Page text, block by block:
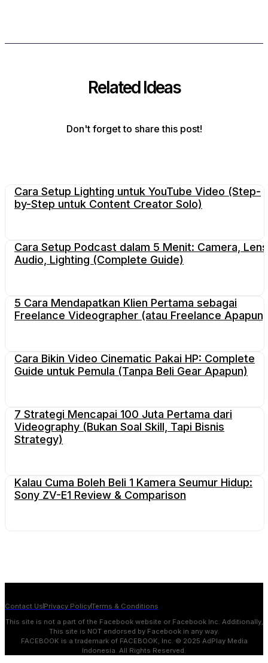
Related Ideas
Don't forget to share this post!
Cara Setup Lighting untuk YouTube Video (Step-
by-Step untuk Content Creator Solo)
Cara Setup Podcast dalam 5 Menit: Camera,
Audio, Lighting (Complete Guide)
5 Cara Mendapatkan Klien Pertama sebagai
Freelance Videographer (atau Freelance Apapun)
Cara Bikin Video Cinematic Pakai HP: Complete
Guide untuk Pemula (Tanpa Beli Gear Apapun)
7 Strategi Mencapai 100 Juta Pertama dari
Videography (Bukan Soal Skill, Tapi Bisnis
Strategy)
Kalau Cuma Boleh Beli 1 Kamera Seumur Hidup:
Sony ZV-E1 Review & Comparison
Contact Us Privacy PolicyTerms & Conditions
This site is not a part of the Facebook website or Facebook Inc. Additionally,
This site is NOT endorsed by Facebook in any way.
FACEBOOK is a trademark of FACEBOOK, Inc. © 2025 AdPlay Media
Indonesia. All Rights Reserved.